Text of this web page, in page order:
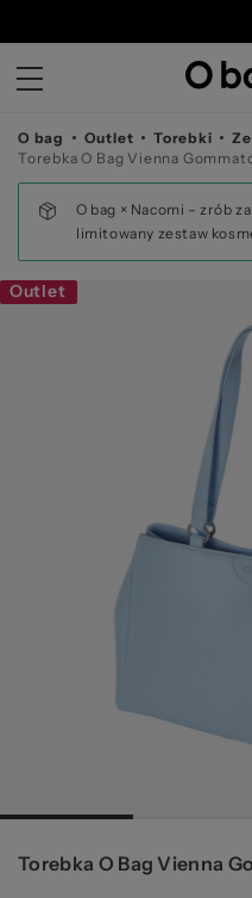
O bag Outlet Torebki
Torebka O Bag Vienna
O bag × Nacomi – zrób
limitowany zestaw
Outlet
Torebka O Bag Vienna